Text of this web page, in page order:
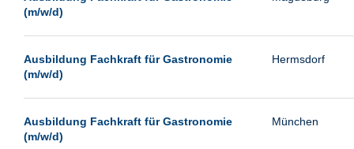
Neubrandenburg
Neumünster
(m/w/d)
Ausbildung Fachkraft für Gastronomie
(m/w/d)
Hermsdorf
Ausbildung Fachkraft für Gastronomie
(m/w/d)
München